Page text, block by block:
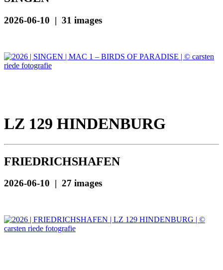
2026-06-10 | 31 images
LZ 129 HINDENBURG
FRIEDRICHSHAFEN
2026-06-10 | 27 images